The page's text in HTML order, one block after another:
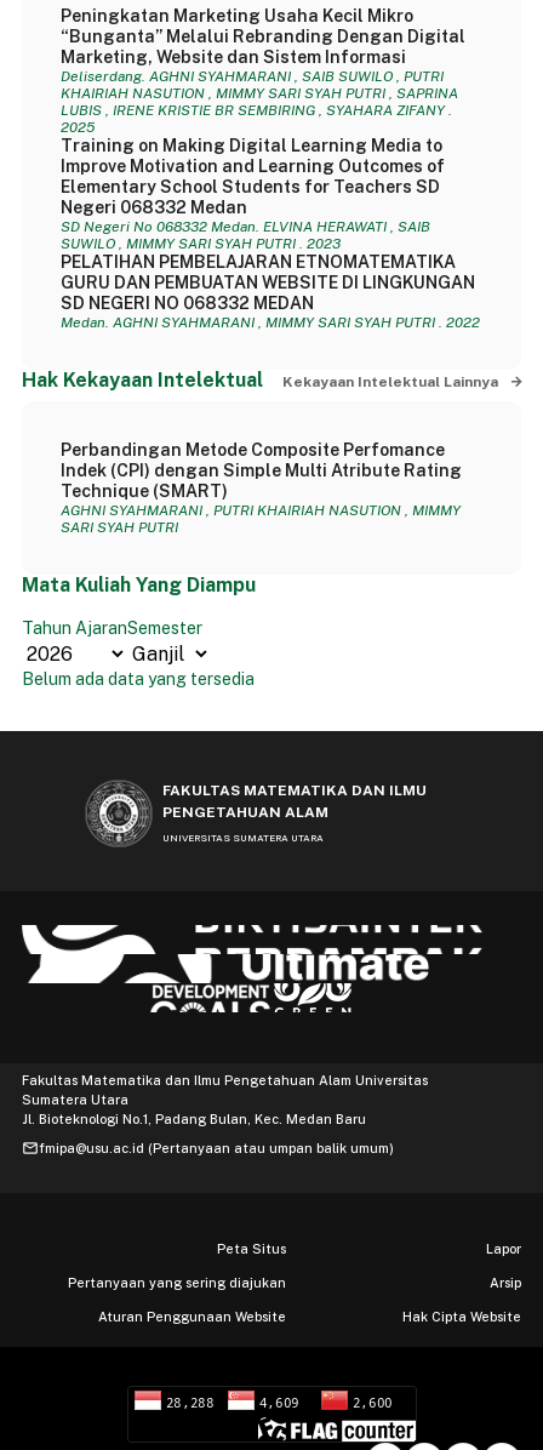
Peningkatan Marketing Usaha Kecil Mikro
“Bunganta” Melalui Rebranding Dengan Digital
Marketing, Website dan Sistem Informasi
Deliserdang. AGHNI SYAHMARANI , SAIB SUWILO , PUTRI
KHAIRIAH NASUTION , MIMMY SARI SYAH PUTRI , SAPRINA
LUBIS , IRENE KRISTIE BR SEMBIRING , SYAHARA ZIFANY .
2025
Training on Making Digital Learning Media to
Improve Motivation and Learning Outcomes of
Elementary School Students for Teachers SD
Negeri 068332 Medan
SD Negeri No 068332 Medan. ELVINA HERAWATI , SAIB
SUWILO , MIMMY SARI SYAH PUTRI . 2023
PELATIHAN PEMBELAJARAN ETNOMATEMATIKA
GURU DAN PEMBUATAN WEBSITE DI LINGKUNGAN
SD NEGERI NO 068332 MEDAN
Medan. AGHNI SYAHMARANI , MIMMY SARI SYAH PUTRI . 2022
Hak Kekayaan Intelektual Kekayaan Intelektual Lainnya
Perbandingan Metode Composite Perfomance
Indek (CPI) dengan Simple Multi Atribute Rating
Technique (SMART)
AGHNI SYAHMARANI , PUTRI KHAIRIAH NASUTION , MIMMY
SARI SYAH PUTRI
Mata Kuliah Yang Diampu
Tahun AjaranSemester
Belum ada data yang tersedia
FAKULTAS MATEMATIKA DAN ILMU
PENGETAHUAN ALAM
UNIVERSITAS SUMATERA UTARA
Fakultas Matematika dan Ilmu Pengetahuan Alam Universitas
Sumatera Utara
Jl. Bioteknologi No.1, Padang Bulan, Kec. Medan Baru
mailfmipa@usu.ac.id (Pertanyaan atau umpan balik umum)
Peta Situs Lapor
Pertanyaan yang sering diajukan Arsip
Aturan Penggunaan Website Hak Cipta Website